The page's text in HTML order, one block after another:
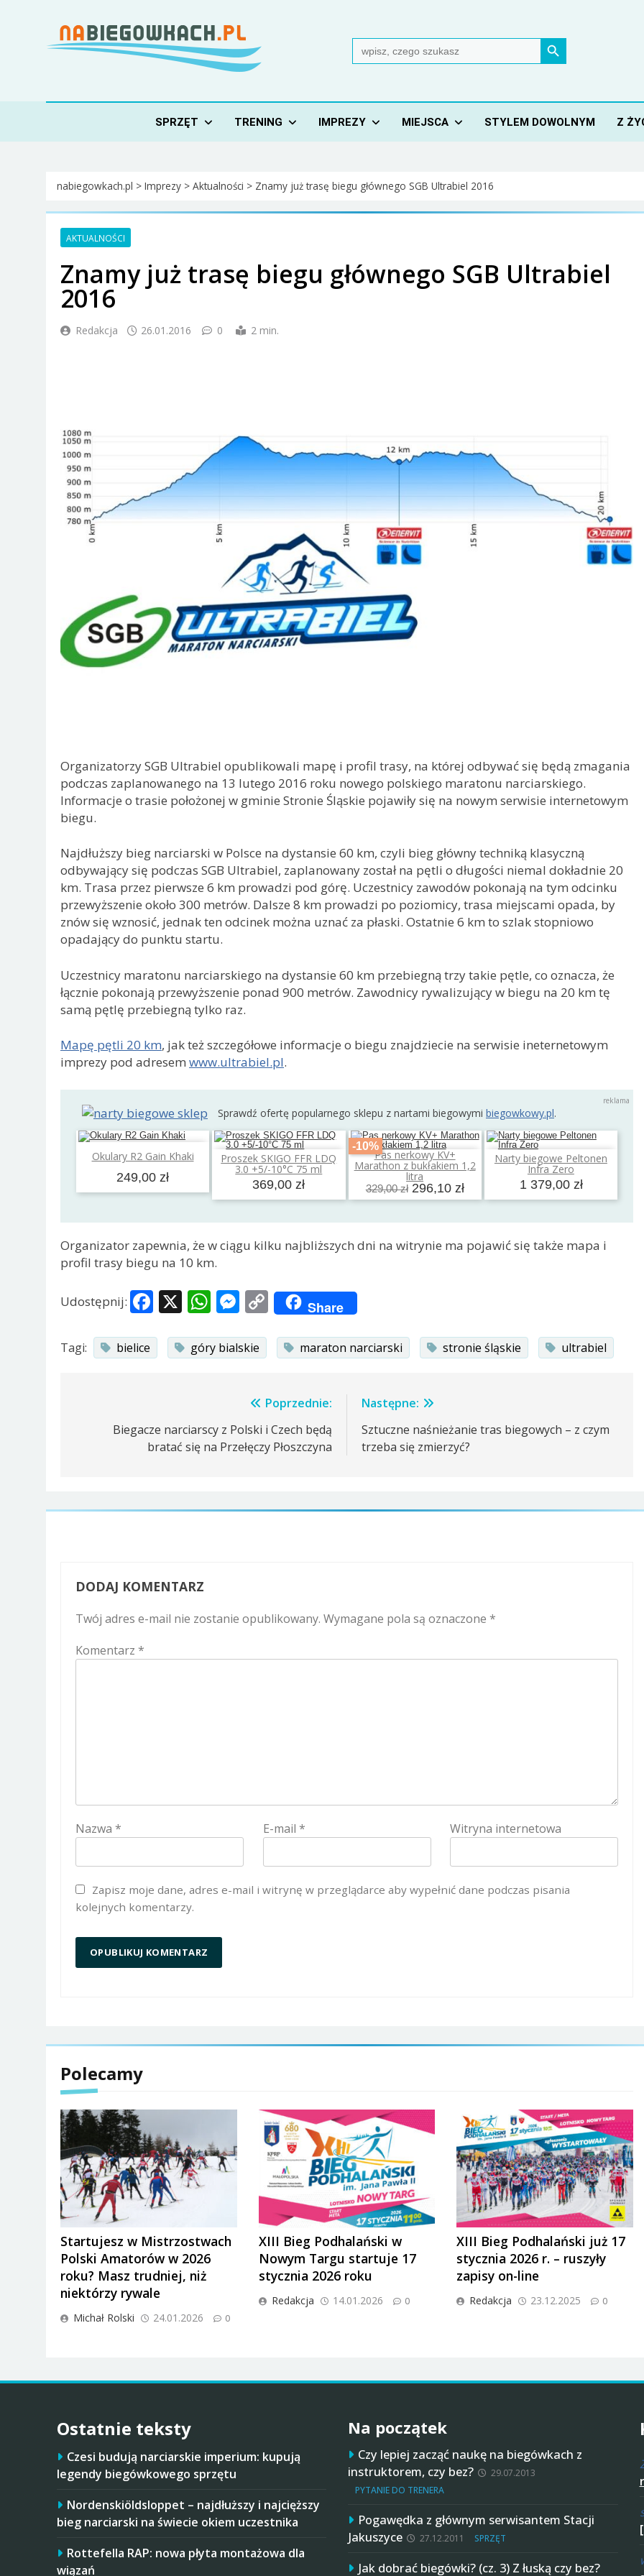
Nabiegowkach.pl
Search
for:
Search Button
SPRZĘT TRENING IMPREZY MIEJSCA STYLEM DOWOLNYM Z
nabiegowkach.pl > Imprezy > Aktualności > Znamy już trasę biegu głównego SGB Ultrabiel 2016
AKTUALNOŚCI
Znamy już trasę biegu głównego SGB Ultrabiel
2016
Redakcja 26.01.2016 0 2 min.
Organizatorzy SGB Ultrabiel opublikowali mapę i profil trasy, na której odbywać się będą zmagania
podczas zaplanowanego na 13 lutego 2016 roku nowego polskiego maratonu narciarskiego.
Informacje o trasie położonej w gminie Stronie Śląskie pojawiły się na nowym serwisie internetowym
biegu.
Najdłuższy bieg narciarski w Polsce na dystansie 60 km, czyli bieg główny techniką klasyczną
odbywający się podczas SGB Ultrabiel, zaplanowany został na pętli o długości niemal dokładnie 20
km. Trasa przez pierwsze 6 km prowadzi pod górę. Uczestnicy zawodów pokonają na tym odcinku
przewyższenie około 300 metrów. Dalsze 8 km prowadzi po poziomicy, trasa miejscami opada, by
znów się wznosić, jednak ten odcinek można uznać za płaski. Ostatnie 6 km to szlak stopniowo
opadający do punktu startu.
Uczestnicy maratonu narciarskiego na dystansie 60 km przebiegną trzy takie pętle, co oznacza, że
łącznie pokonają przewyższenie ponad 900 metrów. Zawodnicy rywalizujący w biegu na 20 km tę
samą pętlę przebiegną tylko raz.
Mapę pętli 20 km, jak też szczegółowe informacje o biegu znajdziecie na serwisie ineternetowym
imprezy pod adresem www.ultrabiel.pl.
Sprawdź ofertę popularnego sklepu z nartami biegowymi biegowkowy.pl.
Okulary R2 Gain Khaki
249,00 zł
Dodaj do koszyka Proszek SKIGO FFR LDQ
3.0 +5/-10°C 75 ml
369,00 zł
Dodaj do koszyka
-10%
Pas nerkowy KV+
Marathon z bukłakiem 1,2
litra
329,00 zł 296,10 zł
Dodaj do koszyka Narty biegowe Peltonen
Infra Zero
1 379,00 zł
Dodaj do koszyka
Organizator zapewnia, że w ciągu kilku najbliższych dni na witrynie ma pojawić się także mapa i
profil trasy biegu na 10 km.
Udostępnij: Facebook
X WhatsApp
Messenger
Copy
Link
Share
Tagi: bielice góry bialskie maraton narciarski stronie śląskie ultrabiel
wpisu
Poprzednie:
Biegacze narciarscy z Polski i Czech będą
bratać się na Przełęczy Płoszczyna
Następne:
Sztuczne naśnieżanie tras biegowych – z czym
trzeba się zmierzyć?
DODAJ KOMENTARZ
Twój adres e-mail nie zostanie opublikowany. Wymagane pola są oznaczone *
Komentarz *
Nazwa * E-mail * Witryna internetowa
Zapisz moje dane, adres e-mail i witrynę w przeglądarce aby wypełnić dane podczas pisania
kolejnych komentarzy.
Polecamy
Startujesz w Mistrzostwach
Polski Amatorów w 2026
roku? Masz trudniej, niż
niektórzy rywale
Michał Rolski 24.01.2026 0
XIII Bieg Podhalański w
Nowym Targu startuje 17
stycznia 2026 roku
Redakcja 14.01.2026 0
XIII Bieg Podhalański już 17
stycznia 2026 r. – ruszyły
zapisy on-line
Redakcja 23.12.2025 0
Ostatnie teksty
Czesi budują narciarskie imperium: kupują
legendy biegówkowego sprzętu
Nordenskiöldsloppet – najdłuższy i najcięższy
bieg narciarski na świecie okiem uczestnika
Rottefella RAP: nowa płyta montażowa dla
wiązań
Na początek
Czy lepiej zacząć naukę na biegówkach z
instruktorem, czy bez?
29.07.2013
PYTANIE DO TRENERA
Pogawędka z głównym serwisantem Stacji
Jakuszyce
27.12.2011 SPRZĘT
Jak dobrać biegówki? (cz. 3) Z łuską czy bez?